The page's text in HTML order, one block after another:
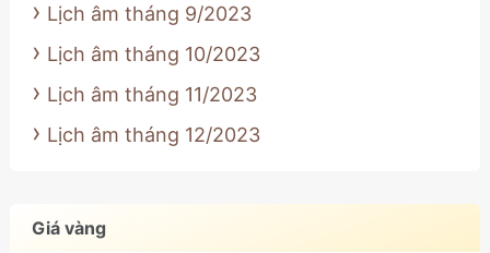
Lịch âm tháng 9/2023
Lịch âm tháng 10/2023
Lịch âm tháng 11/2023
Lịch âm tháng 12/2023
Giá vàng